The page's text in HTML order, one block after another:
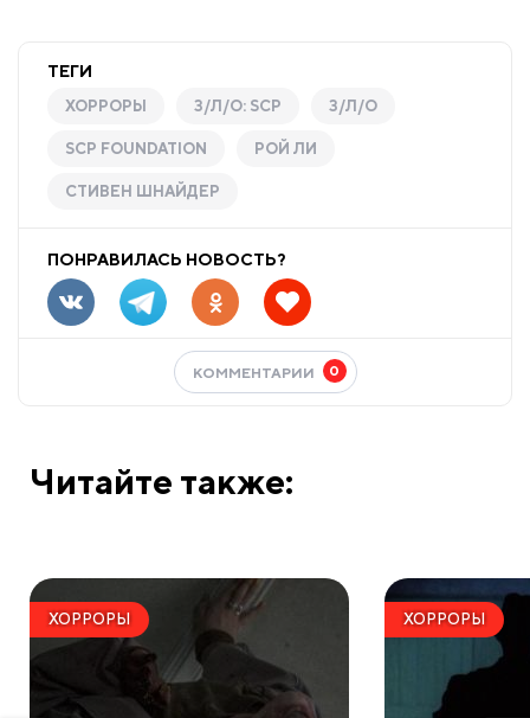
ТЕГИ
ХОРРОРЫ З/Л/О: SCP З/Л/О
SCP FOUNDATION РОЙ ЛИ
СТИВЕН ШНАЙДЕР
ПОНРАВИЛАСЬ НОВОСТЬ?
КОММЕНТАРИИ 0
Читайте также:
ХОРРОРЫ ХОРРОРЫ